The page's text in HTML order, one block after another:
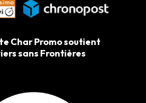
Char Promo soutient
sans Frontières